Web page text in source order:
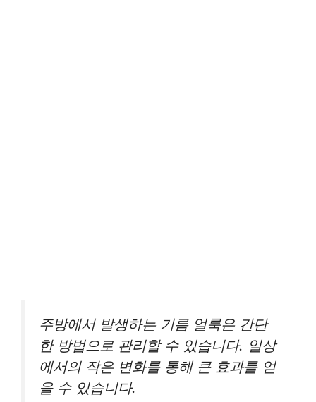
주방에서 발생하는 기름 얼룩은 간단
한 방법으로 관리할 수 있습니다. 일상
에서의 작은 변화를 통해 큰 효과를 얻
을 수 있습니다.